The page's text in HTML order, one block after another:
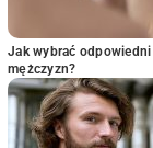
Jak wybrać
mężczyzn?